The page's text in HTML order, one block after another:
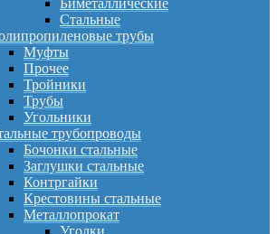
Биметаллические
Стальные
трубы
Муфты
Прочее
Тройники
Трубы
Угольники
трубопроводы
Бочонки стальные
Заглушки стальные
Контргайки
Крестовины стальные
Металлопрокат
Уголки